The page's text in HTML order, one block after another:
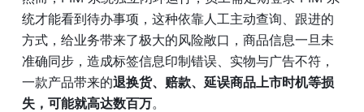
统才能看到待办事项，这种依靠人工主动查询、跟进的
方式，给业务带来了极大的风险敞口，商品信息一旦未
准确同步，造成标签信息印制错误、实物与广告不符，
一款产品带来的退换货、赔款、延误商品上市时机等损
失，可能就高达数百万。